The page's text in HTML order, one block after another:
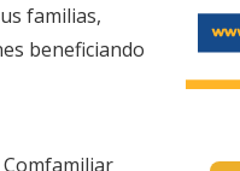
familias,
beneficiando